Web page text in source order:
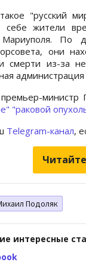
"русский
себе жители
Мариуполя. По
они
смерти из-за
"раковой
Telegram-канал,
Подоляк
интересные